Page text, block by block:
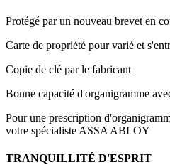
Protégé par un nouveau brevet en
Carte de propriété pour varié et
Copie de clé par le fabricant
Bonne capacité d'organigramme
Pour une prescription
votre spécialiste ASSA ABLOY
TRANQUILLITÉ D'ESPRIT